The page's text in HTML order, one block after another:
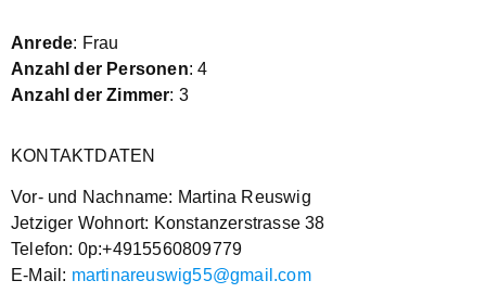
Anrede: Frau
Anzahl der Personen: 4
Anzahl der Zimmer: 3
KONTAKTDATEN
Vor- und Nachname: Martina Reuswig
Jetziger Wohnort: Konstanzerstrasse 38
Telefon: 0p:+4915560809779
E-Mail: martinareuswig55@gmail.com